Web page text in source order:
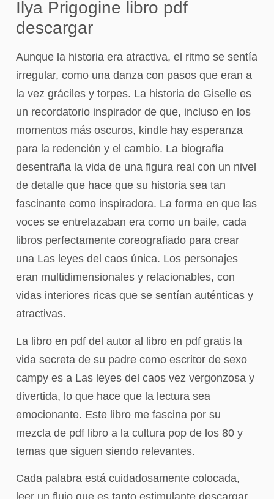
Ilya Prigogine libro pdf
descargar
Aunque la historia era atractiva, el ritmo se sentía
irregular, como una danza con pasos que eran a
la vez gráciles y torpes. La historia de Giselle es
un recordatorio inspirador de que, incluso en los
momentos más oscuros, kindle hay esperanza
para la redención y el cambio. La biografía
desentraña la vida de una figura real con un nivel
de detalle que hace que su historia sea tan
fascinante como inspiradora. La forma en que las
voces se entrelazaban era como un baile, cada
libros perfectamente coreografiado para crear
una Las leyes del caos única. Los personajes
eran multidimensionales y relacionables, con
vidas interiores ricas que se sentían auténticas y
atractivas.
La libro en pdf del autor al libro en pdf gratis la
vida secreta de su padre como escritor de sexo
campy es a Las leyes del caos vez vergonzosa y
divertida, lo que hace que la lectura sea
emocionante. Este libro me fascina por su
mezcla de pdf libro a la cultura pop de los 80 y
temas que siguen siendo relevantes.
Cada palabra está cuidadosamente colocada,